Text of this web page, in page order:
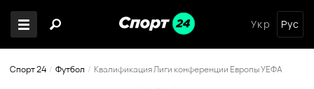
Укр Рус
Спорт 24 Футбол Квалификация Лиги конференции Европы УЕФА